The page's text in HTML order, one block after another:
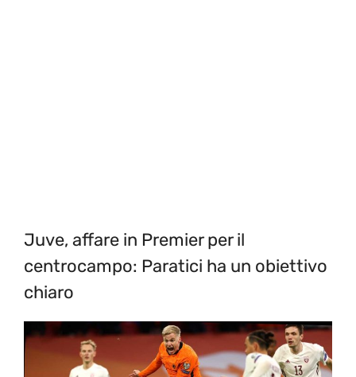
Juve, affare in Premier per il
centrocampo: Paratici ha un obiettivo
chiaro